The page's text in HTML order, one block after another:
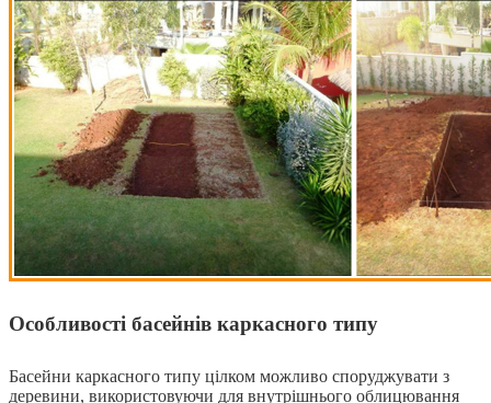
Особливості басейнів каркасного типу
Басейни каркасного типу цілком можливо споруджувати з
деревини, використовуючи для внутрішнього облицювання